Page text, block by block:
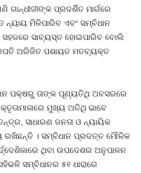
ପ୍ରଦର୍ଶିତ ମାର୍ଗରେ
ନ୍ୟାୟ ମିଳିପାରିବ ଏବଂ ସମ୍ବିଧାନ
ସାବ୍ୟସ୍ତ ହୋଇପାରିବ ବୋଲି
ଅରିଜିତ ପଶାୟତ ମତବ୍ୟକ୍ତ
ପକ୍ଷରୁ ତାଙ୍କ ପୂଣ୍ୟତିଥି ଅବସରରେ
ମୁଖ୍ୟ ଅତିଥି ଭାବେ
ସାଧାରଣ ଜନତା ଓ ନ୍ୟାୟିକ
ରଖିଛନ୍ତି । ସମ୍ବିଧାନ ପ୍ରଦତ୍ତ ମୌଳିକ
ଥିବା ଉପଦେଶର ଅନୁପାଳନ
ସମ୍ବିଧାନର ୫୧ ଧାରାରେ